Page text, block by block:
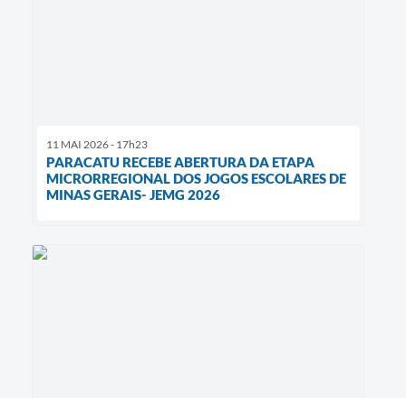
11 MAI 2026 - 17h23
PARACATU RECEBE ABERTURA DA ETAPA
MICRORREGIONAL DOS JOGOS ESCOLARES DE
MINAS GERAIS- JEMG 2026